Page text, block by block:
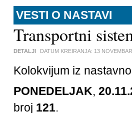
VESTI O NASTAVI
Transportni
DETALJI DATUM KREIRANJA: 13
Kolokvijum iz
PONEDELJAK,
broj 121.